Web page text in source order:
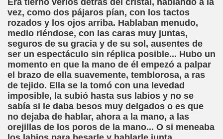
Era tierno verlos detrás del cristal, hablando a la
vez, como dos pájaros pían, con los tactos
rozados y los ojos arriba. Hablaban menudo,
medio riéndose, con las caras muy juntas,
seguros de su gracia y de su sol, ausentes de
ser un espectáculo sin réplica posible... Hubo un
momento en que la mano de él empezó a palpar
el brazo de ella suavemente, temblorosa, a ras
de tejido. Ella se la tomó con una levedad
imposible, la subió hasta sus labios y no se
sabía si le daba besos muy delgados o es que
no dejaba de hablar, ahora a la mano, a las
orejillas de los poros de la mano... O si meneaba
Cuetos Suárez)
Otero)
Elissalde)
(Lídia León Esteban Y Víctor Martínez Maheux)
30-11-11 (Pedro Zurita)
Horizontes, Enrique Elissalde y Carmen Roig)
Martín Figueroa)